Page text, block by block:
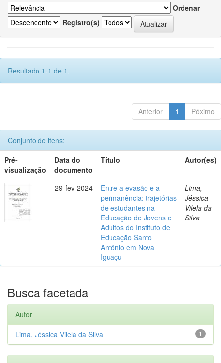
Ordenar
Registro(s)
Resultado 1-1 de 1.
Anterior 1 Póximo
Conjunto de itens:
Pré-
visualização
Data do
documento
Título Autor(es)
29-fev-2024
Entre a evasão e a
permanência: trajetórias
de estudantes na
Educação de Jovens e
Adultos do Instituto de
Educação Santo
Antônio em Nova
Iguaçu
Lima,
Jéssica
Vilela da
Silva
Busca facetada
Autor
1
Lima, Jéssica Vilela da Silva